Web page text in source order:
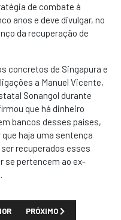
de combate à
anos e deve divulgar, no
da recuperação de
concretos de Singapura e
a Manuel Vicente,
Sonangol durante
que há dinheiro
bancos desses países,
haja uma sentença
recuperados esses
se pertencem ao ex-
JOÃO LOURENÇO
PRÓXIMO ARTIGO: UNITA
PRÓXIMO